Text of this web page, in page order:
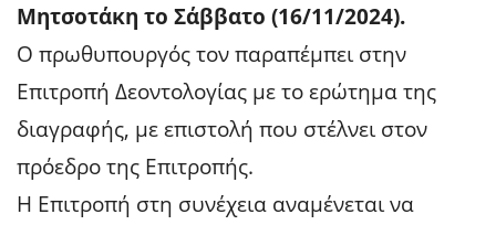
Μητσοτάκη το Σάββατο (16/11/2024).
Ο πρωθυπουργός τον παραπέμπει στην
Επιτροπή Δεοντολογίας με το ερώτημα της
διαγραφής, με επιστολή που στέλνει στον
πρόεδρο της Επιτροπής.
Η Επιτροπή στη συνέχεια αναμένεται να